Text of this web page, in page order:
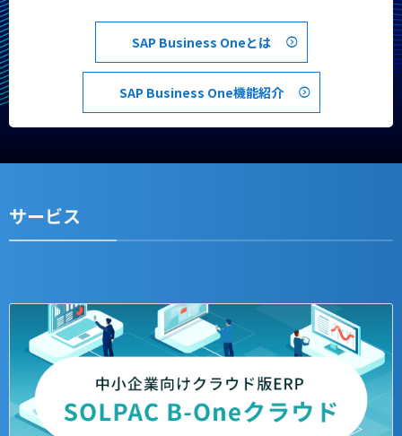
SAP Business Oneとは
SAP Business One機能紹介
サービス